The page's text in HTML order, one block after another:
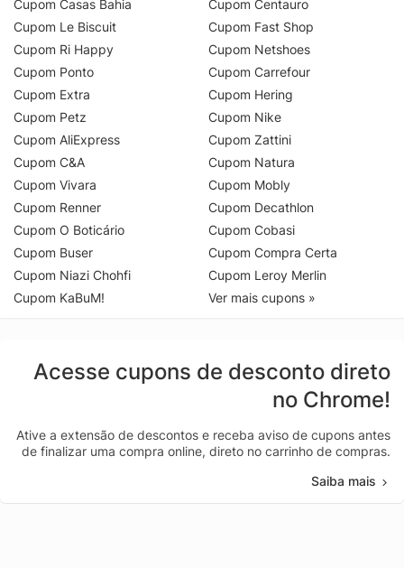
Cupom Casas Bahia
Cupom Le Biscuit
Cupom Ri Happy
Cupom Ponto
Cupom Extra
Cupom Petz
Cupom AliExpress
Cupom C&A
Cupom Vivara
Cupom Renner
Cupom O Boticário
Cupom Buser
Cupom Niazi Chohfi
Cupom KaBuM!
Cupom Centauro
Cupom Fast Shop
Cupom Netshoes
Cupom Carrefour
Cupom Hering
Cupom Nike
Cupom Zattini
Cupom Natura
Cupom Mobly
Cupom Decathlon
Cupom Cobasi
Cupom Compra Certa
Cupom Leroy Merlin
Ver mais cupons »
Acesse cupons de desconto direto
no Chrome!
Ative a extensão de descontos e receba aviso de cupons antes
de finalizar uma compra online, direto no carrinho de compras.
Saiba mais